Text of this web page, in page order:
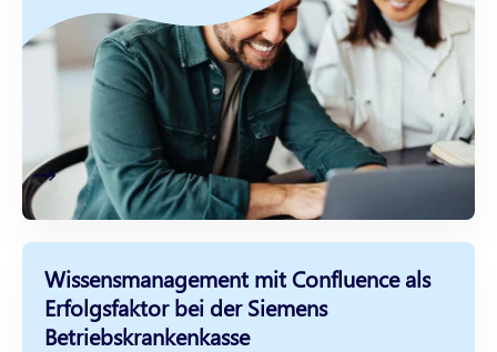
Wissensmanagement mit Confluence als
Erfolgsfaktor bei der Siemens
Betriebskrankenkasse